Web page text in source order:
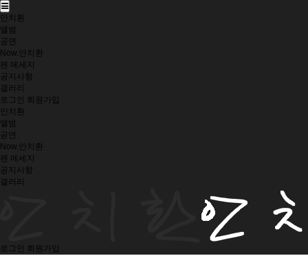
안치환
앨범
공연
Now.안치환
팬 메세지
공지사항
갤러리
로그인
회원가입
안치환
앨범
공연
Now.안치환
팬 메세지
공지사항
갤러리
로그인 회원가입